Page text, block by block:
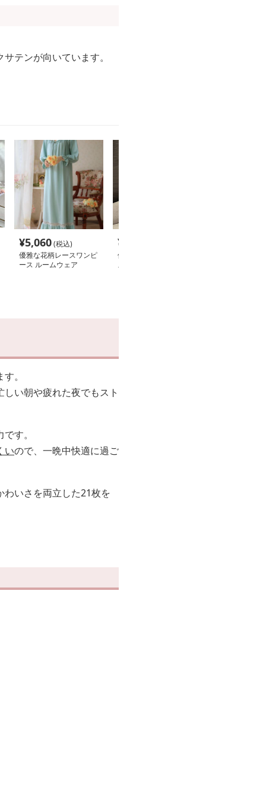
テンが向いています。
¥5,060(税込)
優雅な花柄レースワンピ
ース ルームウェア
¥
優雅な夢見るナイトドレ
ス ルームウェア
。
しい朝や疲れた夜でもスト
す。
いので、一晩中快適に過ご
いさを両立した21枚を